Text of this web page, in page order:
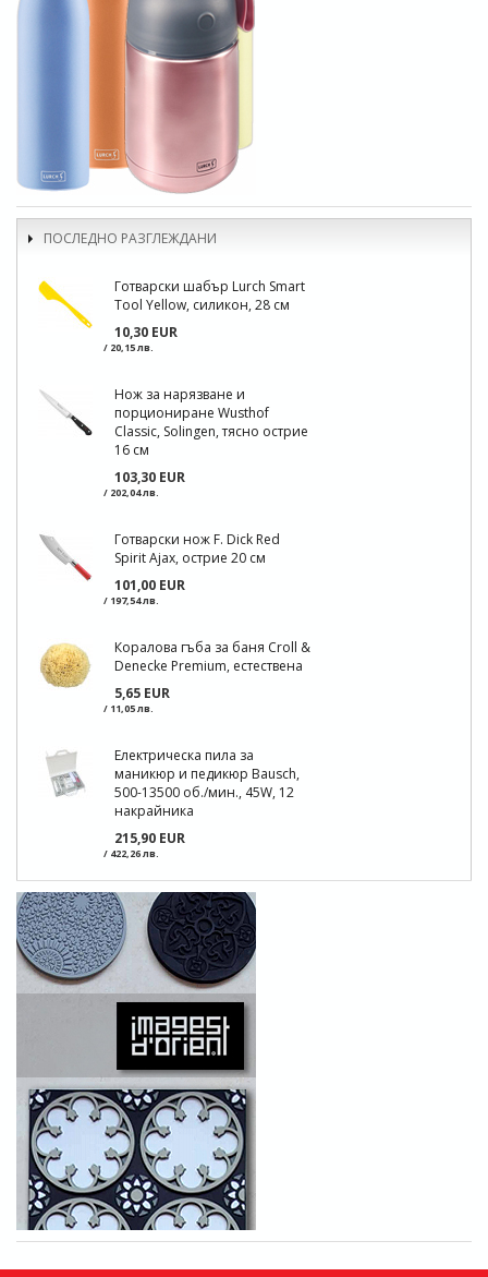
ПОСЛЕДНО РАЗГЛЕЖДАНИ
Готварски шабър Lurch Smart
Tool Yellow, силикон, 28 см
10,30 EUR
/ 20,15 лв.
Нож за нарязване и
порциониране Wusthof
Classic, Solingen, тясно острие
16 см
103,30 EUR
/ 202,04 лв.
Готварски нож F. Dick Red
Spirit Ajax, острие 20 см
101,00 EUR
/ 197,54 лв.
Коралова гъба за баня Croll &
Denecke Premium, естествена
5,65 EUR
/ 11,05 лв.
Електрическа пила за
маникюр и педикюр Bausch,
500-13500 об./мин., 45W, 12
накрайника
215,90 EUR
/ 422,26 лв.